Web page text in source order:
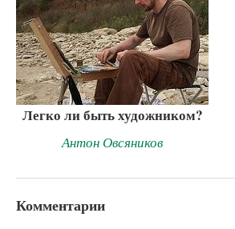
Легко ли быть художником?
Антон Овсяников
Комментарии